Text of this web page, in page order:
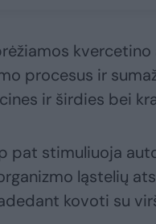
procesus ir
ir širdies bei
pat stimuliuoja
ląstelių
kovoti su